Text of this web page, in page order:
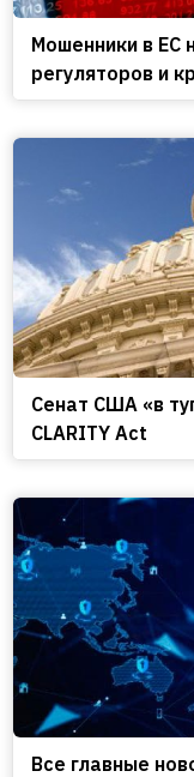
Мошенники в ЕС
регуляторов и
Сенат США «в
CLARITY Act
Все главные